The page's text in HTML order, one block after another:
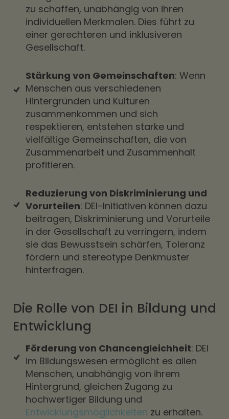
zu schaffen, unabhängig von ihren
individuellen Merkmalen. Dies führt zu
einer gerechteren und inklusiveren
Gesellschaft.
Stärkung von Gemeinschaften: Wenn
Menschen aus verschiedenen
Hintergründen und Kulturen
zusammenkommen und sich
respektieren, entstehen starke und
vielfältige Gemeinschaften, die von
Zusammenarbeit und Zusammenhalt
profitieren.
Reduzierung von Diskriminierung und
Vorurteilen: DEI-Initiativen können dazu
beitragen, Diskriminierung und Vorurteile
in der Gesellschaft zu verringern, indem
sie das Bewusstsein schärfen, Toleranz
fördern und stereotype Denkmuster
hinterfragen.
Die Rolle von DEI in Bildung und
Entwicklung
Förderung von Chancengleichheit: DEI
im Bildungswesen ermöglicht es allen
Menschen, unabhängig von ihrem
Hintergrund, gleichen Zugang zu
hochwertiger Bildung und
Entwicklungsmöglichkeiten zu erhalten.